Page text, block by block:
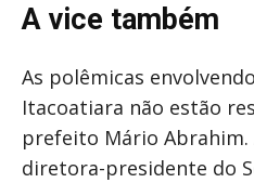
A vice também
As polêmicas
Itacoatiara não estão
prefeito Mário Abrahim.
diretora-presidente do